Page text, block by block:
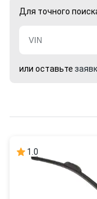
Для точного
или оставьте
1.0